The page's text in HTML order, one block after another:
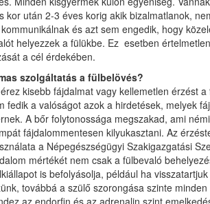
kor után 2-3 éves korig akik bizalmatlanok,
és azt sem engedik, hogy
helyezzek a fülükbe. Ez esetben
a cél érdekében.
szolgáltatás a fülbelövés?
kisebb fájdalmat vagy kellemetlen érzést a
fedik a valóságot azok a hirdetések, melyek
A bőr folytonossága megszakad, ami
fájdalommentesen kilyukasztani. Az
a Népegészségügyi Szakigazgatási
mértékét nem csak a fülbevaló
is befolyásolja, például ha
továbbá a szülő szorongása szinte
az endorfin és az adrenalin szint